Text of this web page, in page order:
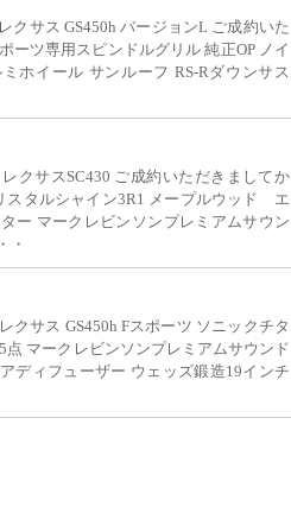
クサス GS450h バージョンL ご成約いた
ーツ専用スピンドルグリル 純正OP ノイ
ホイール サンルーフ RS-Rダウンサス
クサスSC430 ご成約いただきましてか
スタルシャイン3R1 メープルウッド エ
ー マークレビンソンプレミアムサウン
・
クサス GS450h Fスポーツ ソニックチタ
点 マークレビンソンプレミアムサウンド
ディフューザー ウェッズ鍛造19インチ